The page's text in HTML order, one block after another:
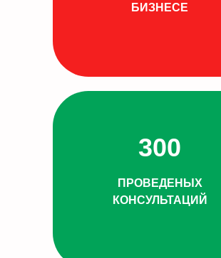
БИЗНЕСЕ
300
ПРОВЕДЕНЫХ
КОНСУЛЬТАЦИЙ